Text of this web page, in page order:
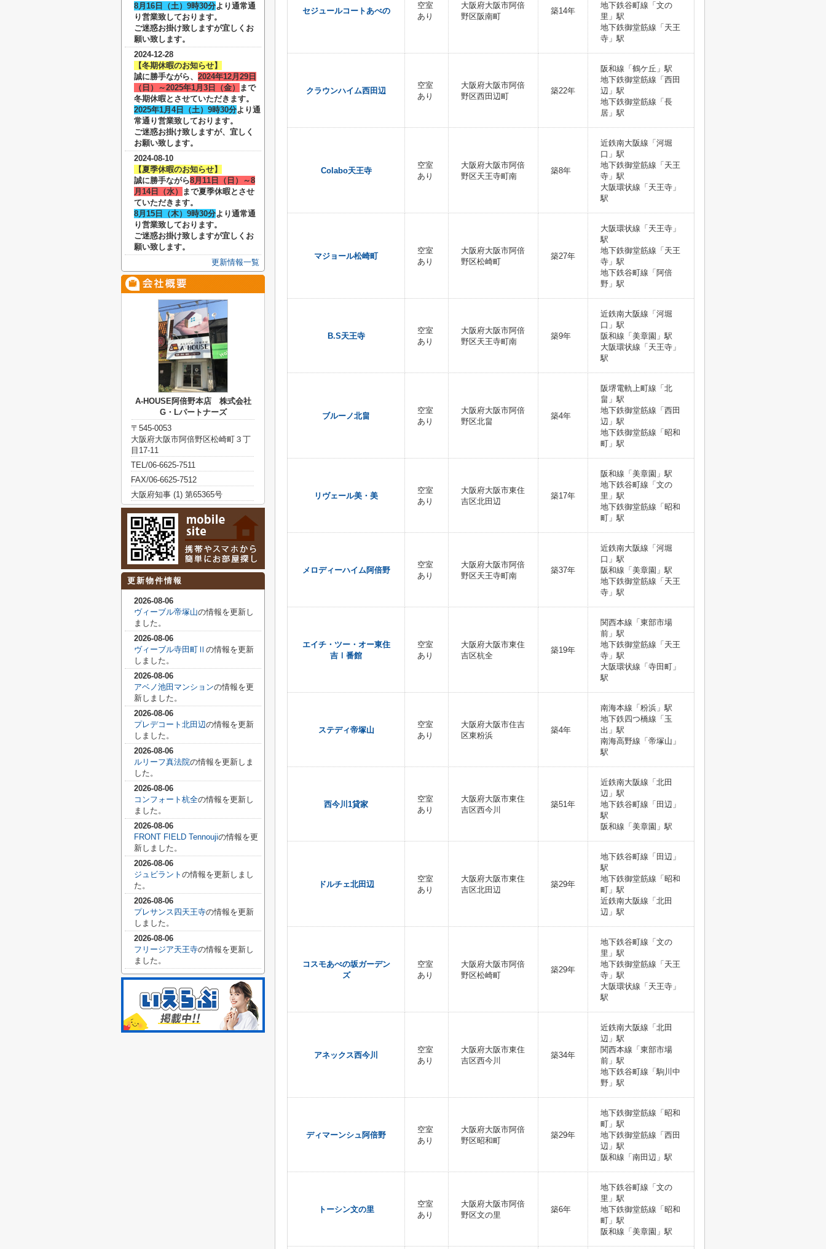
セジュールコートあべの
空室
あり
大阪府大阪市阿倍
野区阪南町
築14年
地下鉄谷町線「文の
里」駅
地下鉄御堂筋線「天王
寺」駅
クラウンハイム西田辺
空室
あり
大阪府大阪市阿倍
野区西田辺町
築22年
阪和線「鶴ケ丘」駅
地下鉄御堂筋線「西田
辺」駅
地下鉄御堂筋線「長
居」駅
Colabo天王寺
空室
あり
大阪府大阪市阿倍
野区天王寺町南
築8年
近鉄南大阪線「河堀
口」駅
地下鉄御堂筋線「天王
寺」駅
大阪環状線「天王寺」
駅
マジョール松崎町
空室
あり
大阪府大阪市阿倍
野区松崎町
築27年
大阪環状線「天王寺」
駅
地下鉄御堂筋線「天王
寺」駅
地下鉄谷町線「阿倍
野」駅
B.S天王寺
空室
あり
大阪府大阪市阿倍
野区天王寺町南
築9年
近鉄南大阪線「河堀
口」駅
阪和線「美章園」駅
大阪環状線「天王寺」
駅
ブルーノ北畠
空室
あり
大阪府大阪市阿倍
野区北畠
築4年
阪堺電軌上町線「北
畠」駅
地下鉄御堂筋線「西田
辺」駅
地下鉄御堂筋線「昭和
町」駅
リヴェール美・美
空室
あり
大阪府大阪市東住
吉区北田辺
築17年
阪和線「美章園」駅
地下鉄谷町線「文の
里」駅
地下鉄御堂筋線「昭和
町」駅
メロディーハイム阿倍野
空室
あり
大阪府大阪市阿倍
野区天王寺町南
築37年
近鉄南大阪線「河堀
口」駅
阪和線「美章園」駅
地下鉄御堂筋線「天王
寺」駅
エイチ・ツー・オー東住
吉Ⅰ番館
空室
あり
大阪府大阪市東住
吉区杭全
築19年
関西本線「東部市場
前」駅
地下鉄御堂筋線「天王
寺」駅
大阪環状線「寺田町」
駅
ステディ帝塚山
空室
あり
大阪府大阪市住吉
区東粉浜
築4年
南海本線「粉浜」駅
地下鉄四つ橋線「玉
出」駅
南海高野線「帝塚山」
駅
西今川1貸家
空室
あり
大阪府大阪市東住
吉区西今川
築51年
近鉄南大阪線「北田
辺」駅
地下鉄谷町線「田辺」
駅
阪和線「美章園」駅
ドルチェ北田辺
空室
あり
大阪府大阪市東住
吉区北田辺
築29年
地下鉄谷町線「田辺」
駅
地下鉄御堂筋線「昭和
町」駅
近鉄南大阪線「北田
辺」駅
コスモあべの坂ガーデン
ズ
空室
あり
大阪府大阪市阿倍
野区松崎町
築29年
地下鉄谷町線「文の
里」駅
地下鉄御堂筋線「天王
寺」駅
大阪環状線「天王寺」
駅
アネックス西今川
空室
あり
大阪府大阪市東住
吉区西今川
築34年
近鉄南大阪線「北田
辺」駅
関西本線「東部市場
前」駅
地下鉄谷町線「駒川中
野」駅
ディマーンシュ阿倍野
空室
あり
大阪府大阪市阿倍
野区昭和町
築29年
地下鉄御堂筋線「昭和
町」駅
地下鉄御堂筋線「西田
辺」駅
阪和線「南田辺」駅
トーシン文の里
空室
あり
大阪府大阪市阿倍
野区文の里
築6年
地下鉄谷町線「文の
里」駅
地下鉄御堂筋線「昭和
町」駅
阪和線「美章園」駅
8月16日（土）9時30分より通常通
り営業致しております。
ご迷惑お掛け致しますが宜しくお
願い致します。
2024-12-28
【冬期休暇のお知らせ】
誠に勝手ながら、 2024年12月29日
（日）～2025年1月3日（金）
まで
冬期休暇とさせていただきます。
2025年1月4日（土）9時30分より通
常通り営業致しております。
ご迷惑お掛け致しますが、宜しく
お願い致します。
2024-08-10
【夏季休暇のお知らせ】
誠に勝手ながら8月11日（日）～8
月14日（水）
まで夏季休暇とさせ
ていただきます。
8月15日（木）9時30分より通常通
り営業致しております。
ご迷惑お掛け致しますが宜しくお
願い致します。
更新情報一覧
A-HOUSE阿倍野本店 株式会社
G・Lパートナーズ
〒545-0053
大阪府大阪市阿倍野区松崎町３丁
目17-11
TEL/06-6625-7511
FAX/06-6625-7512
大阪府知事 (1) 第65365号
更新物件情報
2026-08-06
ヴィーブル帝塚山の情報を更新し
ました。
2026-08-06
ヴィーブル寺田町Ⅱ の情報を更新
しました。
2026-08-06
アベノ池田マンションの情報を更
新しました。
2026-08-06
プレデコート北田辺の情報を更新
しました。
2026-08-06
ルリーフ真法院の情報を更新しま
した。
2026-08-06
コンフォート杭全の情報を更新し
ました。
2026-08-06
FRONT FIELD Tennoujiの情報を更
新しました。
2026-08-06
ジュビラント の情報を更新しまし
た。
2026-08-06
プレサンス四天王寺の情報を更新
しました。
2026-08-06
フリージア天王寺の情報を更新し
ました。